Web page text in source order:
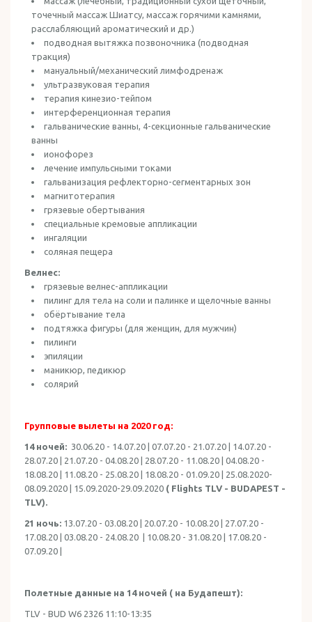
точечный массаж Шиатсу, массаж горячими камнями,
расслабляющий ароматический и др.)
подводная вытяжка позвоночника (подводная
тракция)
мануальный/механический лимфодренаж
ультразвуковая терапия
терапия кинезио-тейпом
интерференционная терапия
гальванические ванны, 4-секционные гальванические
ванны
ионофорез
лечение импульсными токами
гальванизация рефлекторно-сегментарных зон
магнитотерапия
грязевые обертывания
специальные кремовые аппликации
ингаляции
соляная пещера
Велнес:
грязевые велнес-аппликации
пилинг для тела на соли и палинке и щелочные ванны
обёртывание тела
подтяжка фигуры (для женщин, для мужчин)
пилинги
эпиляции
маникюр, педикюр
солярий
Групповые вылеты на 2020 год:
14 ночей: 30.06.20 - 14.07.20 | 07.07.20 - 21.07.20 | 14.07.20 -
28.07.20 | 21.07.20 - 04.08.20 | 28.07.20 - 11.08.20 | 04.08.20 -
18.08.20 | 11.08.20 - 25.08.20 | 18.08.20 - 01.09.20 | 25.08.2020-
08.09.2020 | 15.09.2020-29.09.2020 ( Flights TLV - BUDAPEST -
TLV).
21 ночь: 13.07.20 - 03.08.20 | 20.07.20 - 10.08.20 | 27.07.20 -
17.08.20 | 03.08.20 - 24.08.20 | 10.08.20 - 31.08.20 | 17.08.20 -
07.09.20 |
Полетные данные на 14 ночей ( на Будапешт):
TLV - BUD W6 2326 11:10-13:35